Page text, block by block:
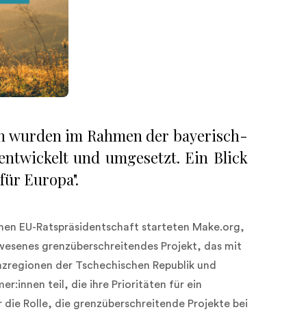
wurden im Rahmen der bayerisch-
und umgesetzt. Ein Blick
Europa".
EU-Ratspräsidentschaft starteten Make.org,
grenzüberschreitendes Projekt, das mit
der Tschechischen Republik und
teil, die ihre Prioritäten für ein
Rolle, die grenzüberschreitende Projekte bei